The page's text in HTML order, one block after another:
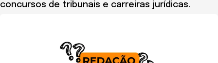
concursos de tribunais e carreiras jurídicas.